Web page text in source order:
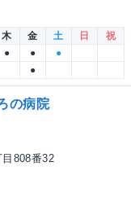
木 金 土 日
祝
● ●
●
●
の病院
808番32